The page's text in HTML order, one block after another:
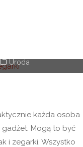
Uroda
każda osoba
Mogą to być
i zegarki. Wszystko